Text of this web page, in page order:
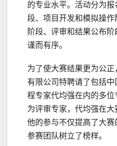
的专业水平。活动分为
段、项目开发和模拟操
阶段、评审和结果公布
谨而有序。
为了使大赛结果更为公
有限公司特聘请了包括
程专家代均强在内的多
为评审专家，代均强在大
他的参与不仅提高了大
参赛团队树立了榜样。